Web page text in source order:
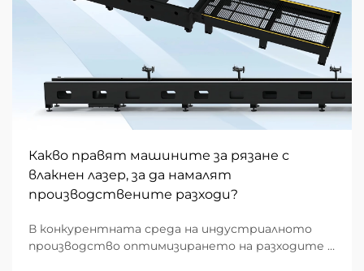
Какво правят машините за рязане с
влакнен лазер, за да намалят
производствените разходи?
В конкурентната среда на индустриалното
производство оптимизирането на разходите е